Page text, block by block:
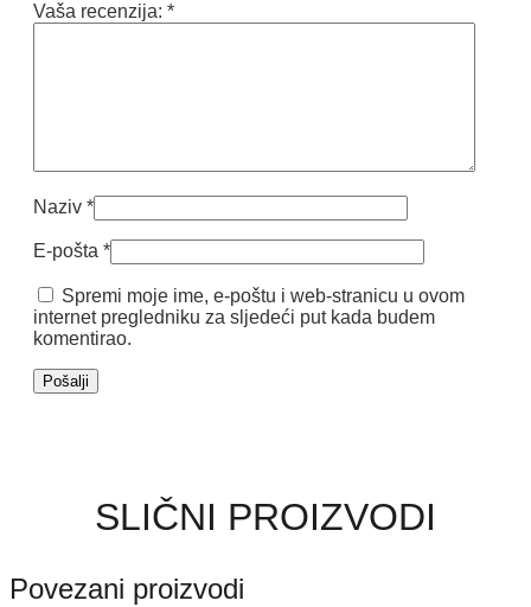
Vaša recenzija: *
Naziv *
E-pošta *
Spremi moje ime, e-poštu i web-stranicu u ovom
internet pregledniku za sljedeći put kada budem
komentirao.
SLIČNI PROIZVODI
Povezani proizvodi